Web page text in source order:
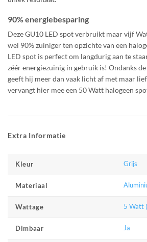
90% energiebesparing
Deze GU10 LED spot verbruikt maar vijf
wel 90% zuiniger ten opzichte van een
LED spot is perfect om langdurig aan te
zéér energiezuinig in gebruik is! Ondanks
geeft hij meer dan vaak licht af met maar
vervangt hier mee een 50 Watt halogeen
Extra Informatie
Kleur Grijs
Materiaal
Wattage 5 Watt
Dimbaar Ja